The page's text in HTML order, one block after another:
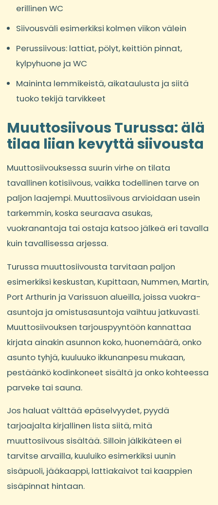
erillinen WC
Siivousväli esimerkiksi kolmen viikon välein
Perussiivous: lattiat, pölyt, keittiön pinnat,
kylpyhuone ja WC
Maininta lemmikeistä, aikataulusta ja siitä
tuoko tekijä tarvikkeet
Muuttosiivous Turussa: älä
tilaa liian kevyttä siivousta
Muuttosiivouksessa suurin virhe on tilata
tavallinen kotisiivous, vaikka todellinen tarve on
paljon laajempi. Muuttosiivous arvioidaan usein
tarkemmin, koska seuraava asukas,
vuokranantaja tai ostaja katsoo jälkeä eri tavalla
kuin tavallisessa arjessa.
Turussa muuttosiivousta tarvitaan paljon
esimerkiksi keskustan, Kupittaan, Nummen, Martin,
Port Arthurin ja Varissuon alueilla, joissa vuokra-
asuntoja ja omistusasuntoja vaihtuu jatkuvasti.
Muuttosiivouksen tarjouspyyntöön kannattaa
kirjata ainakin asunnon koko, huonemäärä, onko
asunto tyhjä, kuuluuko ikkunanpesu mukaan,
pestäänkö kodinkoneet sisältä ja onko kohteessa
parveke tai sauna.
Jos haluat välttää epäselvyydet, pyydä
tarjoajalta kirjallinen lista siitä, mitä
muuttosiivous sisältää. Silloin jälkikäteen ei
tarvitse arvailla, kuuluiko esimerkiksi uunin
sisäpuoli, jääkaappi, lattiakaivot tai kaappien
sisäpinnat hintaan.